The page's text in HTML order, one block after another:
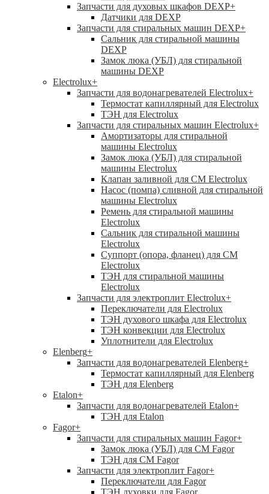
Запчасти для духовых шкафов DEXP+
Датчики для DEXP
Запчасти для стиральных машин DEXP+
Сальник для стиральной машины
DEXP
Замок люка (УБЛ) для стиральной
машины DEXP
Electrolux+
Запчасти для водонагревателей Electrolux+
Термостат капиллярный для Electrolux
ТЭН для Electrolux
Запчасти для стиральных машин Electrolux+
Амортизаторы для стиральной
машины Electrolux
Замок люка (УБЛ) для стиральной
машины Electrolux
Клапан заливной для СМ Electrolux
Насос (помпа) сливной для стиральной
машины Electrolux
Ремень для стиральной машины
Electrolux
Сальник для стиральной машины
Electrolux
Суппорт (опора, фланец) для СМ
Electrolux
ТЭН для стиральной машины
Electrolux
Запчасти для электроплит Electrolux+
Переключатели для Electrolux
ТЭН духового шкафа для Electrolux
ТЭН конвекции для Electrolux
Уплотнители для Electrolux
Elenberg+
Запчасти для водонагревателей Elenberg+
Термостат капиллярный для Elenberg
ТЭН для Elenberg
Etalon+
Запчасти для водонагревателей Etalon+
ТЭН для Etalon
Fagor+
Запчасти для стиральных машин Fagor+
Замок люка (УБЛ) для СМ Fagor
ТЭН для СМ Fagor
Запчасти для электроплит Fagor+
Переключатели для Fagor
ТЭН духовки для Fagor